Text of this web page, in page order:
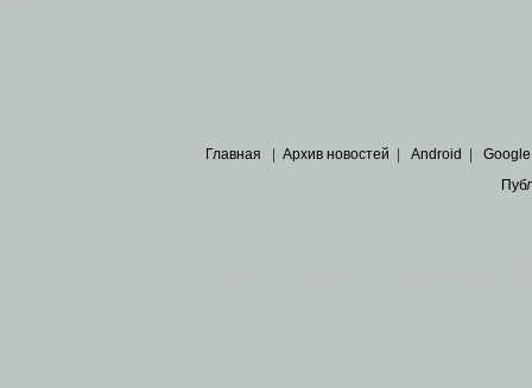
Главная Архив новостей Android Google